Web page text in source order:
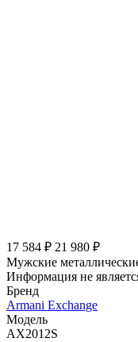
17 584 ₽ 21 980 ₽
Мужские
Информация не
Бренд
Armani Exchange
Модель
AX2012S